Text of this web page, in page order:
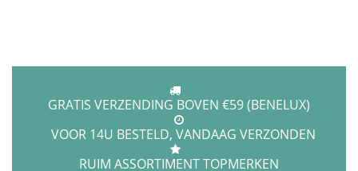
GRATIS VERZENDING BOVEN €59 (BENELUX)
VOOR 14U BESTELD, VANDAAG VERZONDEN
RUIM ASSORTIMENT TOPMERKEN